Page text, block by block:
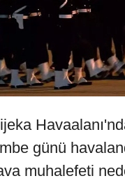
günü
muhalefeti